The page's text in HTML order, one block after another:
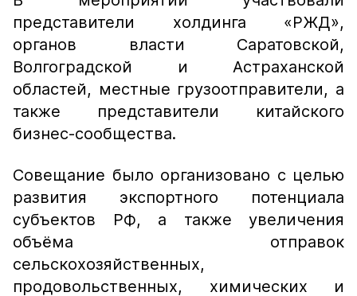
представители холдинга «РЖД»,
органов власти Саратовской,
Волгоградской и Астраханской
областей, местные грузоотправители, а
также представители китайского
бизнес-сообщества.
Совещание было организовано с целью
развития экспортного потенциала
субъектов РФ, а также увеличения
объёма отправок
сельскохозяйственных,
продовольственных, химических и